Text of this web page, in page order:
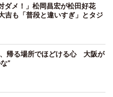
ダメ！」松岡昌宏が松田好花
吉も「普段と違いすぎ」とタジ
帰る場所でほどける心 大阪が
”